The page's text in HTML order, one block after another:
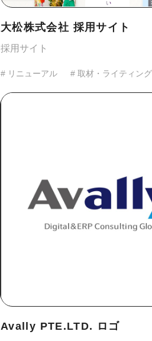
大松株式会社 採用サイト
採用サイト
# リニューアル # 取材・ライティング
Avally PTE.LTD. ロゴ